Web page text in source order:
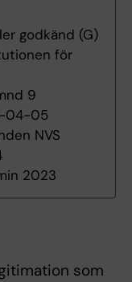
godkänd (G)
för
9
04-05
NVS
2023
som